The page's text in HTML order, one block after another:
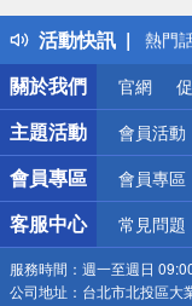
活動快訊
得獎
熱門
銀行
偏遠
詐騙
關於我們
官網
主題活動 會員活動
會員專區 會員專區
客服中心 常見問題
服務時間： 週一至週日
公司地址： 台北市北投區大